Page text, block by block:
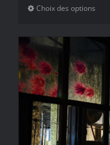
prix :
249€
Choix des options